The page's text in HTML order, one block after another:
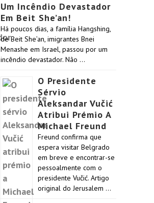
Um Incêndio Devastador
Em Beit She’an!
Há poucos dias, a família Hangshing,
de Beit She’an, imigrantes Bnei
Menashe em Israel, passou por um
incêndio devastador. Não …
O Presidente
Sérvio
Aleksandar Vučić
Atribui Prémio A
Michael Freund
Freund confirma que
espera visitar Belgrado
em breve e encontrar-se
pessoalmente com o
presidente Vučić. Artigo
original do Jerusalem …